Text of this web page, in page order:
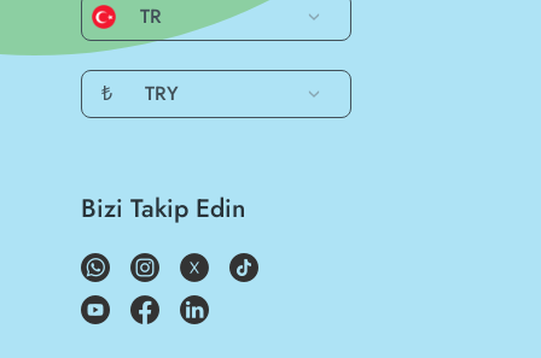
TR
₺ TRY
Bizi Takip Edin